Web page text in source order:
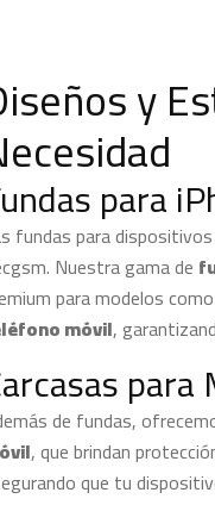
y
para
fundas para
Nuestra gama de
para modelos
móvil,
para
de fundas,
, que brindan
que tu